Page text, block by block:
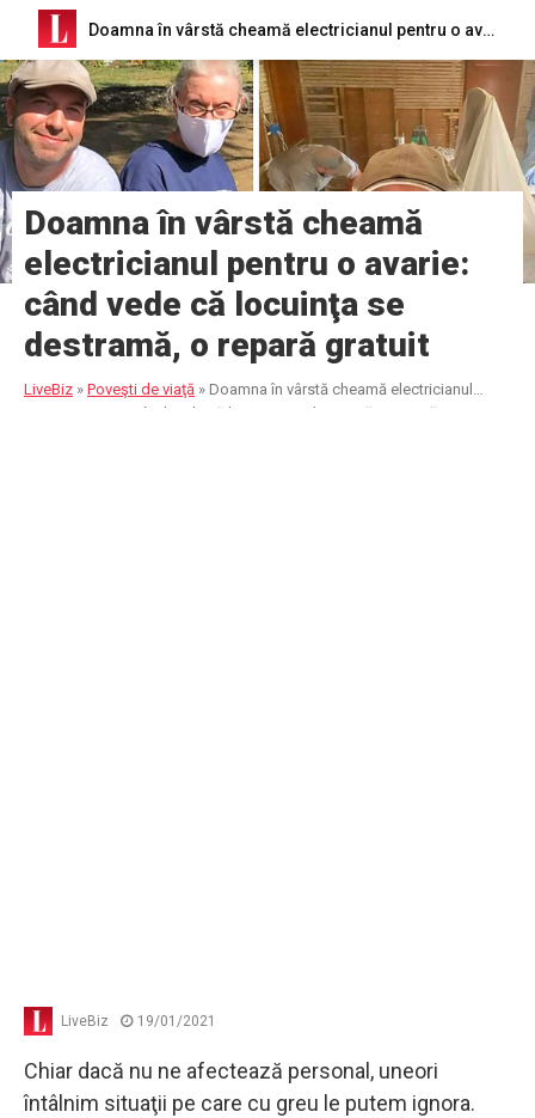
Doamna în vârstă cheamă electricianul pentru o avarie: când vede că locuinţa se destramă, o repară gratuit
Doamna în vârstă cheamă
electricianul pentru o avarie:
când vede că locuinţa se
destramă, o repară gratuit
LiveBiz » Poveşti de viaţă » Doamna în vârstă cheamă electricianul
pentru o avarie: când vede că locuinţa se destramă, o repară gratuit
LiveBiz 19/01/2021
Chiar dacă nu ne afectează personal, uneori
întâlnim situaţii pe care cu greu le putem ignora.